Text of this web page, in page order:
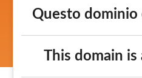
Questo dominio
This domain is